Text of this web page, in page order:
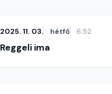
2025. 11. 03. hétfő 6:52
Reggeli ima